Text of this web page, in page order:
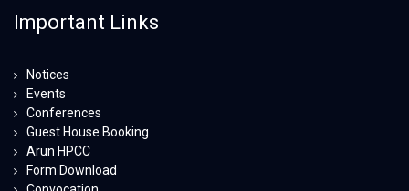
Important Links
Notices
Events
Conferences
Guest House Booking
Arun HPCC
Form Download